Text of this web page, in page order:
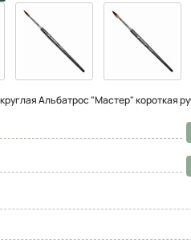
Альбатрос "Мастер" короткая